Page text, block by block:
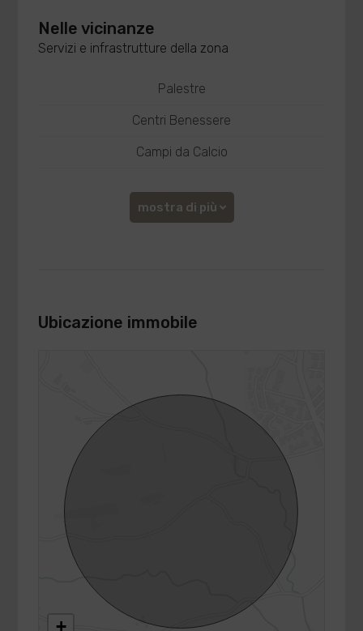
Nelle vicinanze
Servizi e infrastrutture della zona
Palestre
Centri Benessere
Campi da Calcio
mostra di più
Ubicazione immobile
+